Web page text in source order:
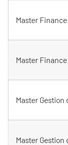
Master
Master
Master
Master